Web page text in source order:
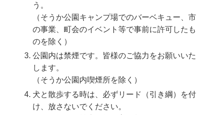
う。
（そうか公園キャンプ場でのバーベキュー、市
の事業、町会のイベント等で事前に許可したも
のを除く）
公園内は禁煙です。皆様のご協力をお願いいた
します。
（そうか公園内喫煙所を除く）
犬と散歩する時は、必ずリード（引き綱）を付
け、放さないでください。